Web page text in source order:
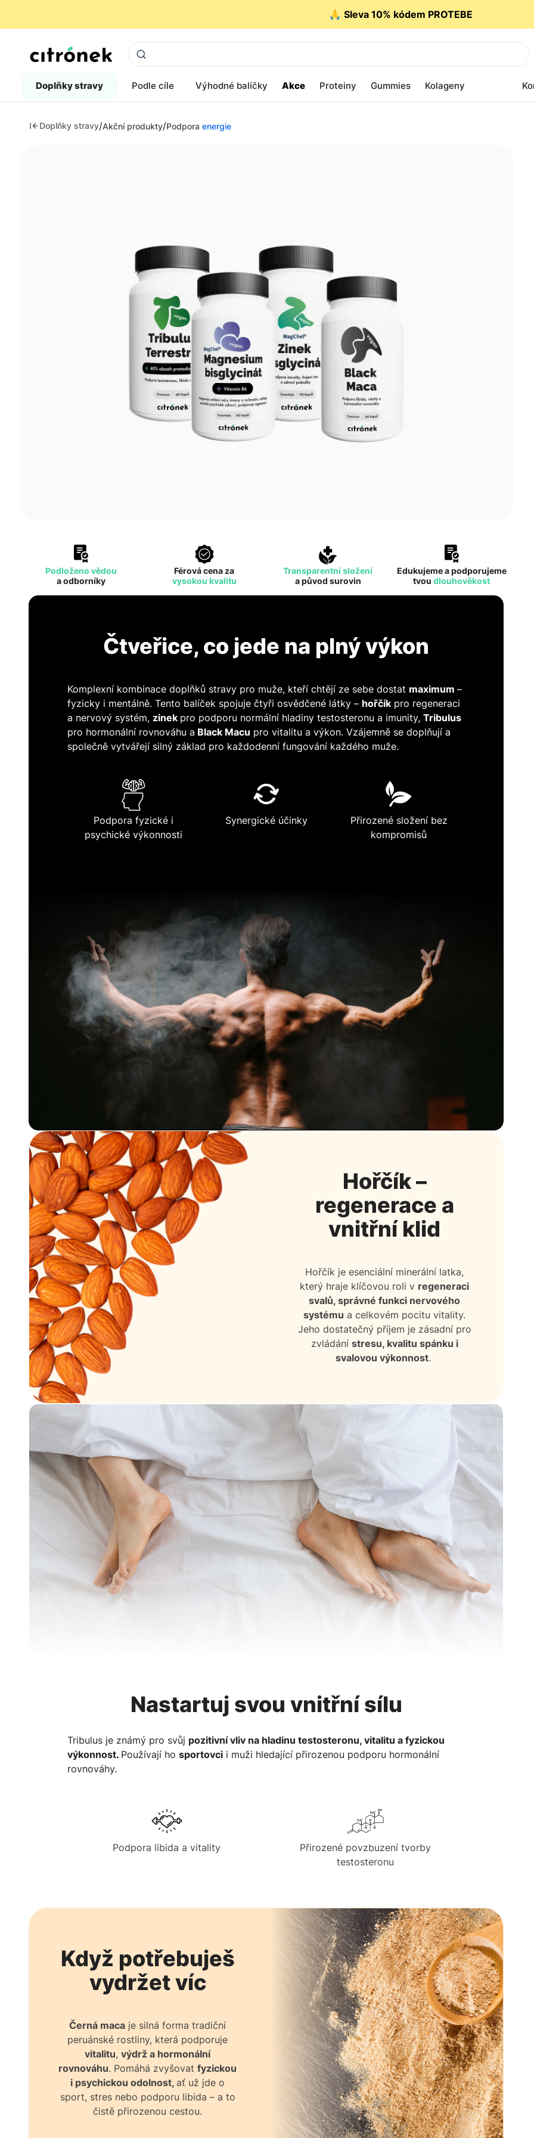
🙏 Sleva 10% kódem PROTEBE
Doplňky stravy Podle cíle Výhodné balíčky Akce Proteiny Gummies Kolageny
Doplňky stravy/Akční produkty/Podpora energie
Podloženo vědou
a odborníky
Férová cena za
vysokou kvalitu
Transparentní složení
a původ surovin
Edukujeme a podporujeme
tvoudlouhověkost
Čtveřice, co jede na plný výkon
Komplexní kombinace doplňků stravy pro muže, kteří chtějí ze sebe dostat maximum –
fyzicky i mentálně. Tento balíček spojuje čtyři osvědčené látky – hořčík pro regeneraci
a nervový systém, zinek pro podporu normální hladiny testosteronu a imunity, Tribulus
pro hormonální rovnováhu a Black Macu pro vitalitu a výkon. Vzájemně se doplňují a
společně vytvářejí silný základ pro každodenní fungování každého muže.
Podpora fyzické i
psychické výkonnosti
Synergické účinky
Přirozené složení bez
kompromisů
Hořčík –
regenerace a
vnitřní klid
Hořčík je esenciální minerální latka,
který hraje klíčovou roli v regeneraci
svalů, správné funkci nervového
systému a celkovém pocitu vitality.
Jeho dostatečný příjem je zásadní pro
zvládání stresu, kvalitu spánku i
svalovou výkonnost.
Nastartuj svou vnitřní sílu
Tribulus je známý pro svůj pozitivní vliv na hladinu testosteronu, vitalitu a fyzickou
výkonnost. Používají ho sportovci i muži hledající přirozenou podporu hormonální
rovnováhy.
Podpora libida a vitality
Přirozené povzbuzení tvorby
testosteronu
Když potřebuješ
vydržet víc
Černá maca je silná forma tradiční
peruánské rostliny, která podporuje
vitalitu,výdrž a hormonální
rovnováhu. Pomáhá zvyšovatfyzickou
i psychickou odolnost,ať už jde o
sport, stres nebo podporu libida – a to
čistě přirozenou cestou.